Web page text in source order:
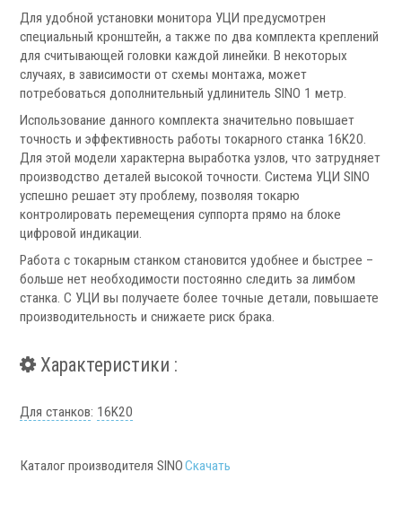
Мониторы УЦИ
Оптические линейки
Магнитные линейки
Аксессуары УЦИ
Комплекты УЦИ
Системы СОЖ
Для удобной установки монитора УЦИ предусмотрен
специальный кронштейн, а также по два комплекта креплений
для считывающей головки каждой линейки. В некоторых
случаях, в зависимости от схемы монтажа, может
потребоваться дополнительный удлинитель SINO 1 метр.
Использование данного комплекта значительно повышает
точность и эффективность работы токарного станка 16K20.
Для этой модели характерна выработка узлов, что затрудняет
производство деталей высокой точности. Система УЦИ SINO
успешно решает эту проблему, позволяя токарю
контролировать перемещения суппорта прямо на блоке
цифровой индикации.
Работа с токарным станком становится удобнее и быстрее –
больше нет необходимости постоянно следить за лимбом
станка. С УЦИ вы получаете более точные детали, повышаете
производительность и снижаете риск брака.
Характеристики :
Для станков: 16K20
Каталог производителя SINOСкачать